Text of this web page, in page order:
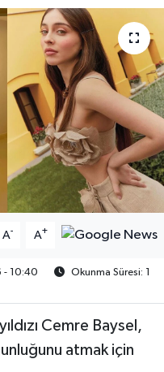
A- A+
- 10:40
Okunma Süresi: 1
Cemre Baysel,
atmak için